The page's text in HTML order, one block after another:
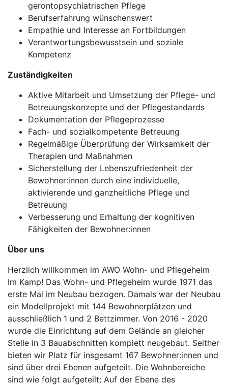
gerontopsychiatrischen Pflege
Berufserfahrung wünschenswert
Empathie und Interesse an Fortbildungen
Verantwortungsbewusstsein und soziale
Kompetenz
Zuständigkeiten
Aktive Mitarbeit und Umsetzung der Pflege- und
Betreuungskonzepte und der Pflegestandards
Dokumentation der Pflegeprozesse
Fach- und sozialkompetente Betreuung
Regelmäßige Überprüfung der Wirksamkeit der
Therapien und Maßnahmen
Sicherstellung der Lebenszufriedenheit der
Bewohner:innen durch eine individuelle,
aktivierende und ganzheitliche Pflege und
Betreuung
Verbesserung und Erhaltung der kognitiven
Fähigkeiten der Bewohner:innen
Über uns
Herzlich willkommen im AWO Wohn- und Pflegeheim
Im Kamp! Das Wohn- und Pflegeheim wurde 1971 das
erste Mal im Neubau bezogen. Damals war der Neubau
ein Modellprojekt mit 144 Bewohnerplätzen und
ausschließlich 1 und 2 Bettzimmer. Von 2016 - 2020
wurde die Einrichtung auf dem Gelände an gleicher
Stelle in 3 Bauabschnitten komplett neugebaut. Seither
bieten wir Platz für insgesamt 167 Bewohner:innen und
sind über drei Ebenen aufgeteilt. Die Wohnbereiche
sind wie folgt aufgeteilt: Auf der Ebene des